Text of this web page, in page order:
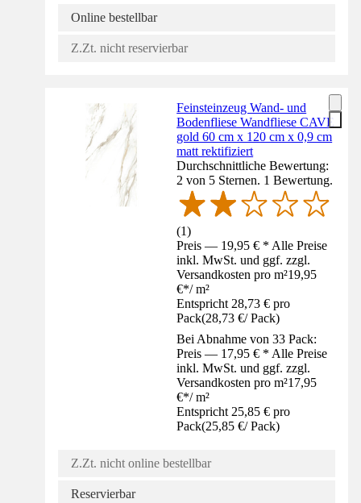
Online bestellbar
Z.Zt. nicht reservierbar
Feinsteinzeug Wand- und
Bodenfliese Wandfliese CAVE
gold 60 cm x 120 cm x 0,9 cm
matt rektifiziert
Durchschnittliche Bewertung:
2 von 5 Sternen. 1 Bewertung.
(1)
Preis — 19,95 € * Alle Preise
inkl. MwSt. und ggf. zzgl.
Versandkosten pro m²19,95
€*/ m²
Entspricht 28,73 € pro
Pack(28,73 €/ Pack)
Bei Abnahme von 33 Pack:
Preis — 17,95 € * Alle Preise
inkl. MwSt. und ggf. zzgl.
Versandkosten pro m²17,95
€*/ m²
Entspricht 25,85 € pro
Pack(25,85 €/ Pack)
Z.Zt. nicht online bestellbar
Reservierbar